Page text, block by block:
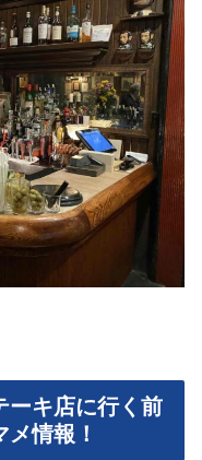
ーキ店に行く前
情報！